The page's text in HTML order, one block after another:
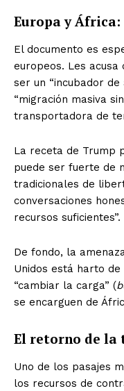
Europa y África:
El documento es
europeos. Les acusa
ser un “incubador
“migración masiva
transportadora de
La receta de Trump
puede ser fuerte de
tradicionales de
conversaciones
recursos suficientes”.
De fondo, la
Unidos está harto
“cambiar la carga” (
se encarguen de
El retorno de
Uno de los pasajes
los recursos de